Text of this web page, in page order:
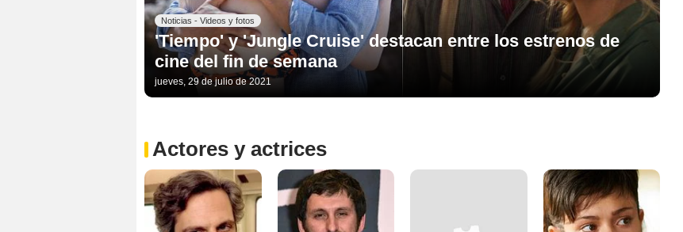
Noticias - Videos y fotos
'Tiempo' y 'Jungle Cruise' destacan entre los estrenos de
cine del fin de semana
jueves, 29 de julio de 2021
Actores y actrices